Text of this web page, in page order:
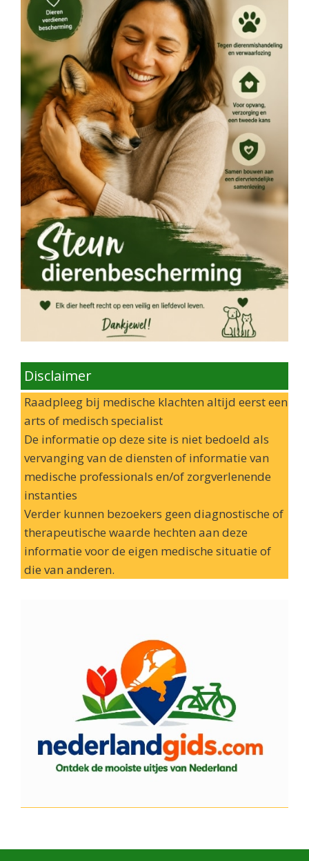
Disclaimer
Raadpleeg bij medische klachten altijd eerst een
arts of medisch specialist
De informatie op deze site is niet bedoeld als
vervanging van de diensten of informatie van
medische professionals en/of zorgverlenende
instanties
Verder kunnen bezoekers geen diagnostische of
therapeutische waarde hechten aan deze
informatie voor de eigen medische situatie of
die van anderen.